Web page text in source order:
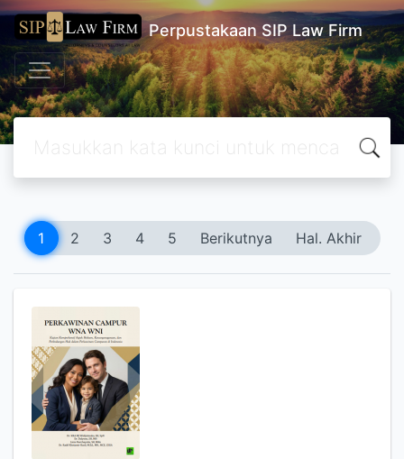
Perpustakaan SIP Law Firm
1 2 3 4 5 Berikutnya Hal. Akhir